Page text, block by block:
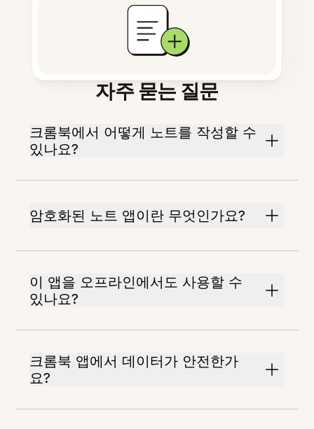
자주 묻는 질문
크롬북에서 어떻게 노트를 작성할 수
있나요?
암호화된 노트 앱이란 무엇인가요?
이 앱을 오프라인에서도 사용할 수
있나요?
크롬북 앱에서 데이터가 안전한가
요?